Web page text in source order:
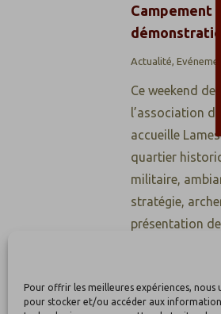
Pour offrir les meilleures expériences, nous
pour stocker et/ou accéder aux
Campement
Actualité,
Ce weekend de
l’association
accueille
quartier
militaire,
stratégie,
présentation
Château